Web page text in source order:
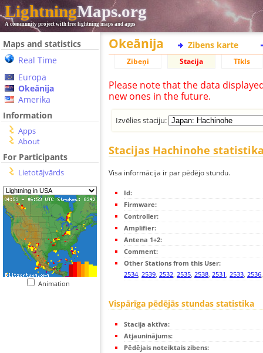
LightningMaps.org
A community project with free lightning maps and apps
Maps and statistics
Real Time
Europa
Okeānija
Amerika
Information
Apps
About
For Participants
Lietotājvārds
Animation
Okeānija Zibens karte
Zibeņi Stacija Tīkls
Please note that the data
new ones in the future.
Izvēlies staciju:
Stacijas Hachinohe
Visa informācija ir par pēdējo stundu.
Id:
Firmware:
Controller:
Amplifier:
Antena 1+2:
Comment:
Other Stations from this User:
2534, 2539, 2532, 2535, 2538, 2531, 2533, 2536
Vispārīga pēdējās stundas statistika
Stacija aktīva:
Atjauninājums:
Pēdējais noteiktais zibens: